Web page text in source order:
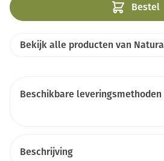
Bestel
Bekijk alle producten van Natura
Beschikbare leveringsmethoden
Beschrijving